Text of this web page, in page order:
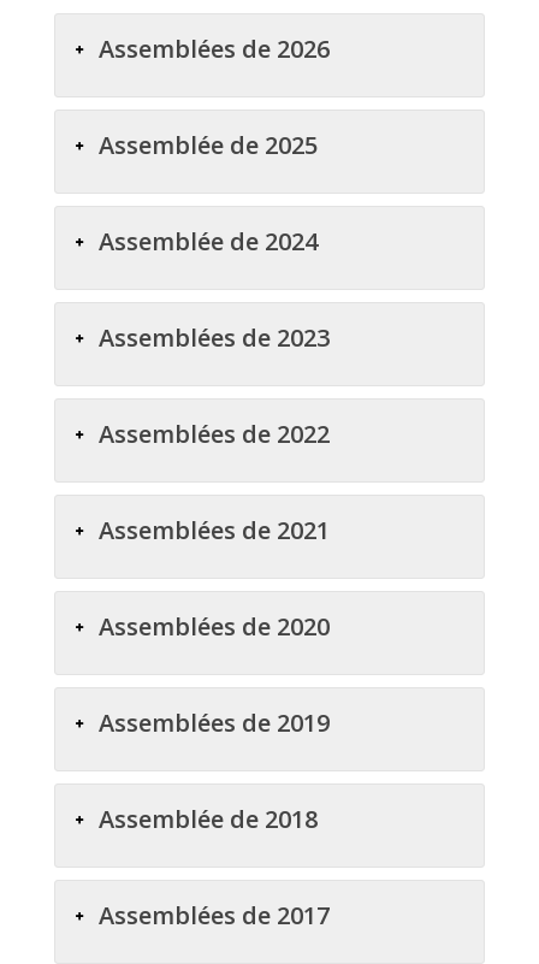
Assemblées de 2026
Assemblée de 2025
Assemblée de 2024
Assemblées de 2023
Assemblées de 2022
Assemblées de 2021
Assemblées de 2020
Assemblées de 2019
Assemblée de 2018
Assemblées de 2017